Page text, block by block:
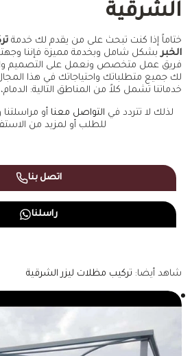
الشرقية
ختاماً إذا كنت تبحث على من يقدم لك خدمة
الخبربشكل شامل وبخدمة مميزة فإننا
فريق عمل متخصص ونعمل على التصميم
لك جميع متطلباتك واحتياجاتك في هذا
خدماتنا تشمل كلاً من المناطق التالية:
لذلك لا تتردد في التواصل معنا أو مراسلتنا
للطلب أو لمزيد من
اتصل بنا
راسلنا
شاهد أيضا: تركيب مظلات ليزر الشرقية